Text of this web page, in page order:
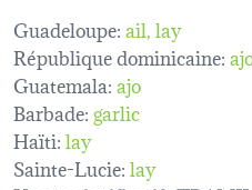
Guadeloupe:ail lay
République dominicaine:
Guatemala:ajo
Barbade:garlic
Haïti:lay
Sainte-Lucie:lay